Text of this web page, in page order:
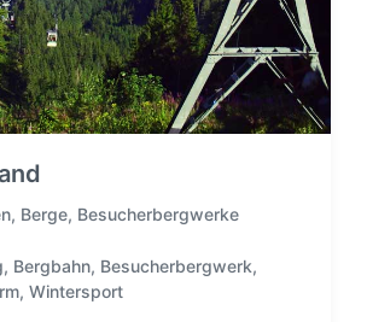
, Berge, Besucherbergwerke
, Bergbahn, Besucherbergwerk,
, Wintersport